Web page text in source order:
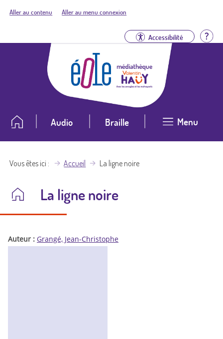
Aller au contenu Aller au menu connexion
Accessibilité
Audio Braille Menu
Vous êtes ici Accueil La ligne noire
La ligne noire
Auteur : Grangé, Jean-Christophe